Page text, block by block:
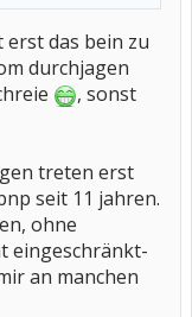
das bein zu
durchjagen
, sonst
treten erst
seit 11 jahren.
ohne
eingeschränkt-
an manchen